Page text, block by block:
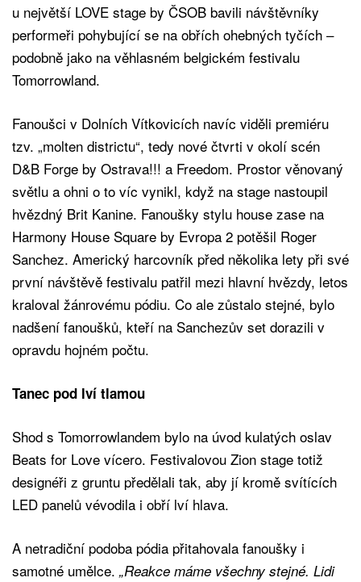
u největší LOVE stage by ČSOB bavili návštěvníky
performeři pohybující se na obřích ohebných tyčích –
podobně jako na věhlasném belgickém festivalu
Tomorrowland.
Fanoušci v Dolních Vítkovicích navíc viděli premiéru
tzv. „molten districtu“, tedy nové čtvrti v okolí scén
D&B Forge by Ostrava!!! a Freedom. Prostor věnovaný
světlu a ohni o to víc vynikl, když na stage nastoupil
hvězdný Brit Kanine. Fanoušky stylu house zase na
Harmony House Square by Evropa 2 potěšil Roger
Sanchez. Americký harcovník před několika lety při své
první návštěvě festivalu patřil mezi hlavní hvězdy, letos
kraloval žánrovému pódiu. Co ale zůstalo stejné, bylo
nadšení fanoušků, kteří na Sanchezův set dorazili v
opravdu hojném počtu.
Tanec pod lví tlamou
Shod s Tomorrowlandem bylo na úvod kulatých oslav
Beats for Love vícero. Festivalovou Zion stage totiž
designéři z gruntu předělali tak, aby jí kromě svítících
LED panelů vévodila i obří lví hlava.
A netradiční podoba pódia přitahovala fanoušky i
samotné umělce. „Reakce máme všechny stejné. Lidi